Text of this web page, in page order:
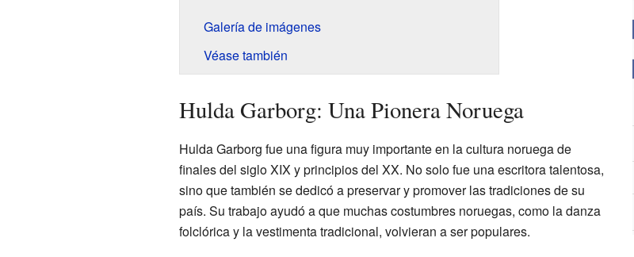
Galería de imágenes
Véase también
Hulda Garborg: Una Pionera Noruega
Hulda Garborg fue una figura muy importante en la cultura noruega de
finales del siglo XIX y principios del XX. No solo fue una escritora talentosa,
sino que también se dedicó a preservar y promover las tradiciones de su
país. Su trabajo ayudó a que muchas costumbres noruegas, como la danza
folclórica y la vestimenta tradicional, volvieran a ser populares.